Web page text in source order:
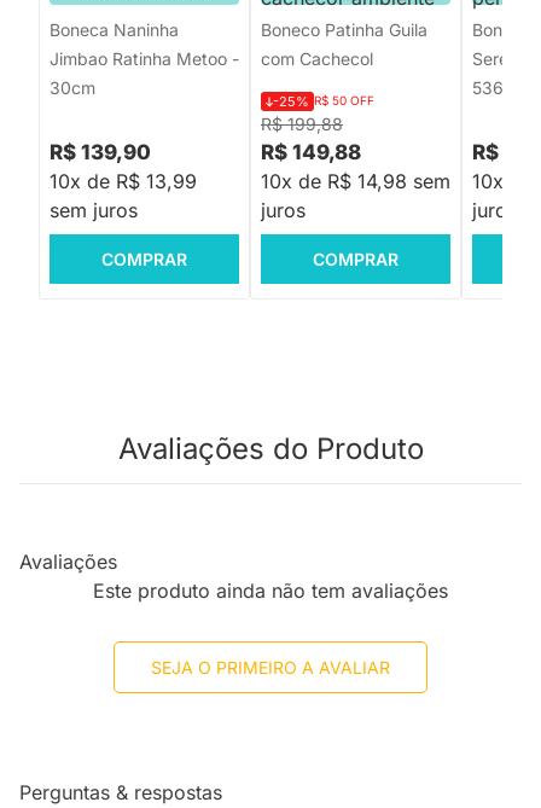
Boneca Naninha
Jimbao Ratinha Metoo -
30cm
R$ 139,90
10x de R$ 13,99
sem juros
COMPRAR
Boneco Patinha Guila
com Cachecol
R$ 199,88
-25% R$ 50 OFF
R$ 149,88
10x de R$ 14,98 sem
juros
COMPRAR
Boneca
Sereia
5363
R$
10x de
juros
Avaliações do Produto
Avaliações
Este produto ainda não tem avaliações
SEJA O PRIMEIRO A AVALIAR
Perguntas & respostas